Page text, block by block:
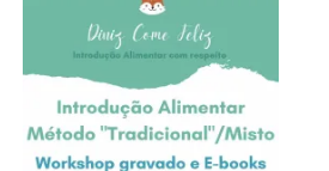
Doddl
DoddleBags
Doidy Cup®
EBULOBO